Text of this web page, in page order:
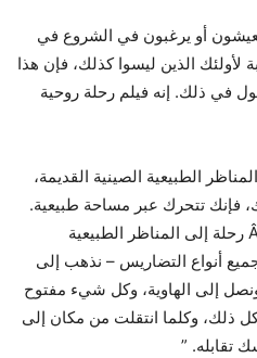
أو يرغبون في الشروع في
لأولئك الذين ليسوا كذلك، فإن هذا
في ذلك. إنه فيلم رحلة روحية
الطبيعية الصينية القديمة،
فإنك تتحرك عبر مساحة طبيعية.
رحلة إلى المناظر الطبيعية
أنواع التضاريس – نذهب إلى
إلى الهاوية، وكل شيء مفتوح
ذلك، وكلما انتقلت من مكان إلى
تقابله. ”